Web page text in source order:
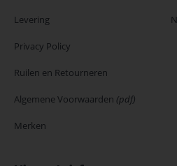
Levering
Privacy Policy
Ruilen en Retourneren
Algemene Voorwaarden (pdf)
Merken